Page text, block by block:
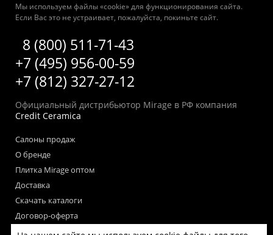
Мы используем файлы «cookie» для функционирования сайта.
Если Вас это не устраивает, пожалуйста, покиньте сайт.
8 (800) 511-71-43
+7 (495) 956-00-59
+7 (812) 327-27-12
Официальный дистрибьютор Mirage в РФ компания
Credit Ceramica
Салоны продаж
О бренде
Плитка Mirage оптом
Доставка
Скачать каталоги
Договор-оферта
Пользовательское соглашение